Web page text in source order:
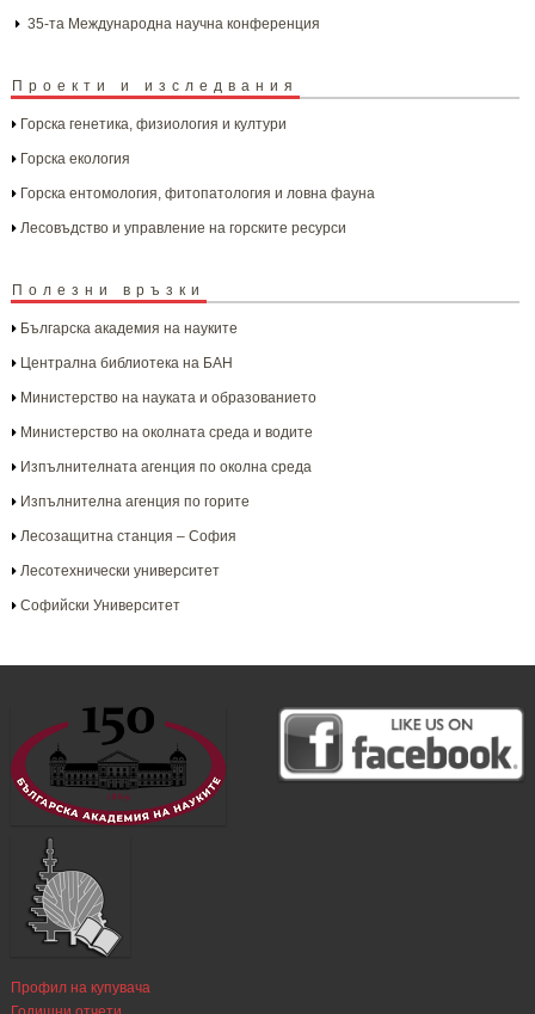
35-та Международна научна конференция
Проекти и изследвания
Горска генетика, физиология и култури
Горска екология
Горска ентомология, фитопатология и ловна фауна
Лесовъдство и управление на горските ресурси
Полезни връзки
Българска aкадемия на науките
Централна библиотека на БАН
Министерство на науката и образованието
Министерство на околната среда и водите
Изпълнителната агенция по околна среда
Изпълнителна агенция по горите
Лесозащитна станция – София
Лесотехнически университет
Софийски Университет
Профил на купувача